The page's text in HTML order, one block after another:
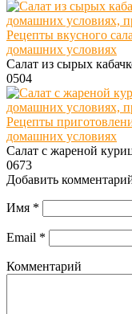
Рецепты вкусного
домашних условиях
Салат из сырых
0504
Рецепты
домашних условиях
Салат с жареной
0673
Добавить
Имя *
Email *
Комментарий